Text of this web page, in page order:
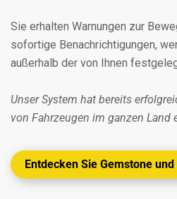
Sie erhalten Warnungen zur
sofortige Benachrichtigungen,
außerhalb der von Ihnen
Unser System hat bereits
von Fahrzeugen im ganzen Land
Entdecken Sie Gemstone